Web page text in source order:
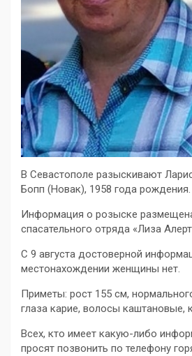
В Севастополе разыскивают
Бопп (Новак), 1958 года рождения.
Информация о розыске
спасательного отряда «Лиза
С 9 августа достоверной
местонахождении женщины нет.
Приметы: рост 155 см,
глаза карие, волосы каштановые,
Всех, кто имеет какую-либо
просят позвонить по телефону